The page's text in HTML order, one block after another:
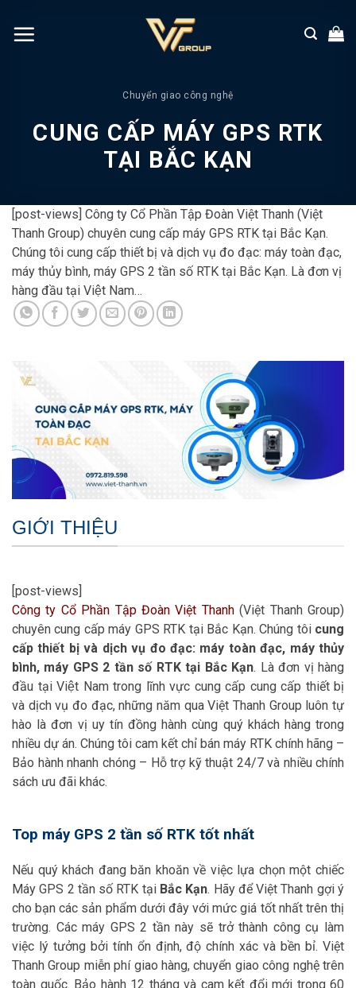
đến
nội
Chuyển giao công nghệ
CUNG CẤP MÁY GPS RTK
TẠI BẮC KẠN
[post-views] Công ty Cổ Phần Tập Đoàn Việt Thanh (Việt
Thanh Group) chuyên cung cấp máy GPS RTK tại Bắc Kạn.
Chúng tôi cung cấp thiết bị và dịch vụ đo đạc: máy toàn đạc,
máy thủy bình, máy GPS 2 tần số RTK tại Bắc Kạn. Là đơn vị
hàng đầu tại Việt Nam…
GIỚI THIỆU
[post-views]
Công ty Cổ Phần Tập Đoàn Việt Thanh(Việt Thanh Group)
chuyên cung cấp máy GPS RTK tại Bắc Kạn. Chúng tôi cung
cấp thiết bị và dịch vụ đo đạc: máy toàn đạc, máy thủy
bình, máy GPS 2 tần số RTK tại Bắc Kạn. Là đơn vị hàng
đầu tại Việt Nam trong lĩnh vực cung cấp cung cấp thiết bị
và dịch vụ đo đạc, những năm qua Việt Thanh Group luôn tự
hào là đơn vị uy tín đồng hành cùng quý khách hàng trong
nhiều dự án. Chúng tôi cam kết chỉ bán máy RTK chính hãng –
Bảo hành nhanh chóng – Hỗ trợ kỹ thuật 24/7 và nhiều chính
sách ưu đãi khác.
Top máy GPS 2 tần số RTK tốt nhất
Nếu quý khách đang băn khoăn về việc lựa chọn một chiếc
Máy GPS 2 tần số RTK tại Bắc Kạn. Hãy để Việt Thanh gợi ý
cho bạn các sản phẩm dưới đây với mức giá tốt nhất trên thị
trường. Các máy GPS 2 tần này sẽ trở thành công cụ làm
việc lý tưởng bởi tính ổn định, độ chính xác và bền bỉ. Việt
Thanh Group miễn phí giao hàng, chuyển giao công nghệ trên
toàn quốc. Bảo hành 12 tháng và cam kết đổi mới trong 60